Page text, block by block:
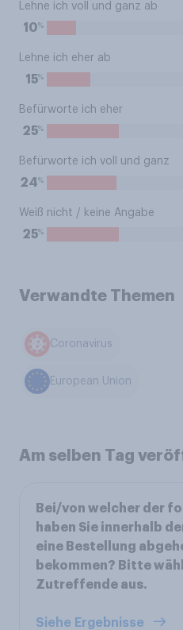
Lehne ich voll und ganz ab
10%
Lehne ich eher ab
15%
Befürworte ich eher
25%
Befürworte ich voll und ganz
24%
Weiß nicht / keine Angabe
25%
Verwandte Themen
Coronavirus
European Union
Am selben Tag
Bei/von welcher der
haben Sie innerhalb
eine Bestellung
bekommen? Bitte
Zutreffende aus.
Siehe Ergebnisse